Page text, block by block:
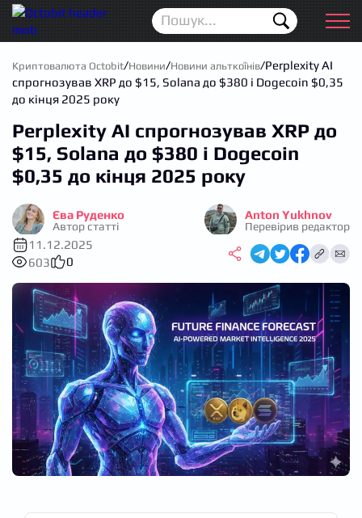
Новини
Для початківців
Аірдропи
Криптовалюта
Біржі
Трейдинг
Гаманці
Календар ICO
Прогноз цін
UA
Криптовалюта Octobit/Новини/Новини альткоїнів/Perplexity AI
спрогнозував XRP до $15, Solana до $380 і Dogecoin $0,35
до кінця 2025 року
Perplexity AI спрогнозував XRP до
$15, Solana до $380 і Dogecoin
$0,35 до кінця 2025 року
Єва Руденко
Автор статті
Anton Yukhnov
Перевірив редактор
11.12.2025
603
0